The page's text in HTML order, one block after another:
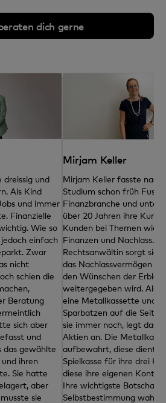
dich gerne
und
Als Kind
und immer
Finanzielle
Wie so
einfach
Zwar
nicht
schien die
Beratung
sich aber
und
das gewählte
ihren
Sie hatte
aber
sie
Mirjam Keller
Mirjam Keller fasste nach
Studium schon früh Fuss
Finanzbranche und
über 20 Jahren ihre
Kunden bei Themen wie
Finanzen und Nachlass.
Rechtsanwältin sorgt sie
das Nachlassvermögen
den Wünschen der
weitergegeben wird. Als
eine Metallkassette und
Sparbatzen auf die Seite.
sie immer noch, legt das
Aktien an. Die
aufbewahrt, diese diente
Spielkasse für ihre drei
diese ihre eigenen Konti
Ihre wichtigste Botschaft:
Selbstbestimmung